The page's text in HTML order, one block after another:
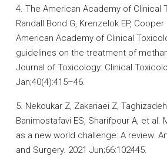
4. The American Academy of Clinical
Randall Bond G, Krenzelok EP,
American Academy of Clinical
guidelines on the treatment of
Journal of Toxicology: Clinical
Jan;40(4):415–46.
5. Nekoukar Z, Zakariaei Z, Taghizadeh
Banimostafavi ES, Sharifpour A, et al.
as a new world challenge: A review.
and Surgery. 2021 Jun;66:102445.